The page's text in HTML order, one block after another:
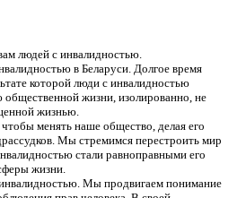
людей с инвалидностью.
в Беларуси. Долгое время
которой люди с инвалидностью
жизни, изолированно, не
жизнью.
менять наше общество, делая его
Мы стремимся перестроить мир
стали равноправными его
жизни.
Мы продвигаем понимание